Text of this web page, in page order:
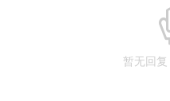
暂无回